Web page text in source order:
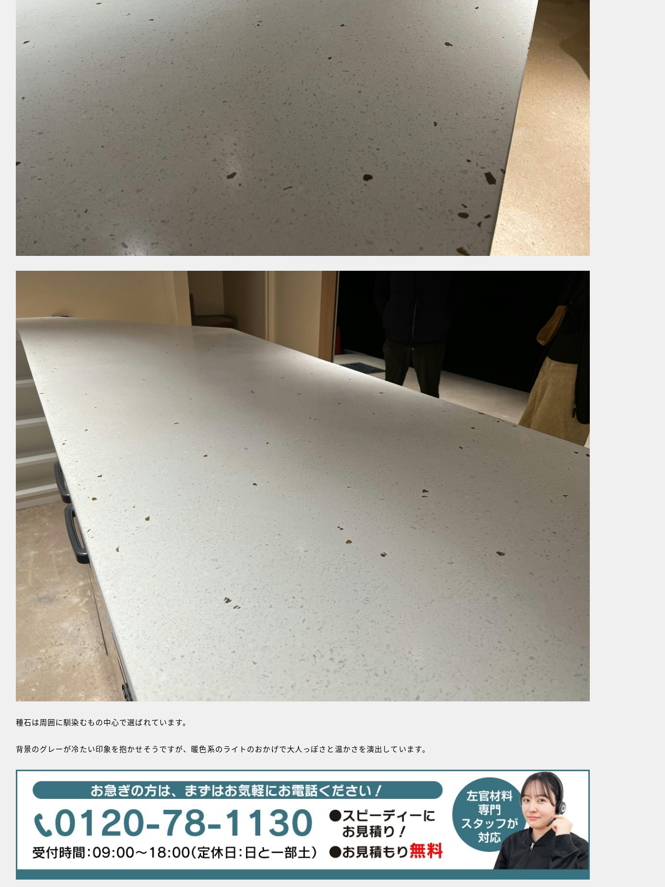
種石は周囲に馴染むもの中心で選ばれています。
背景のグレーが冷たい印象を抱かせそうですが、暖色系のライトのおかげで大人っぽさと温かさを演出しています。